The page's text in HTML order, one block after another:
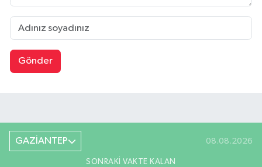
Gönder
GAZİANTEP 08.08.2026
SONRAKI VAKTE KALAN